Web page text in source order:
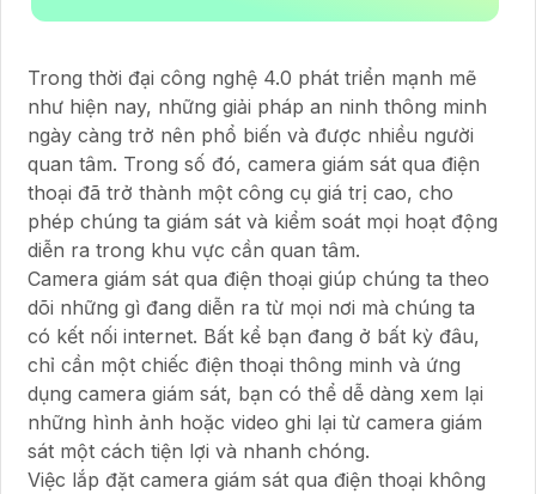
Trong thời đại công nghệ 4.0 phát triển mạnh mẽ
như hiện nay, những giải pháp an ninh thông minh
ngày càng trở nên phổ biến và được nhiều người
quan tâm. Trong số đó, camera giám sát qua điện
thoại đã trở thành một công cụ giá trị cao, cho
phép chúng ta giám sát và kiểm soát mọi hoạt động
diễn ra trong khu vực cần quan tâm.
Camera giám sát qua điện thoại giúp chúng ta theo
dõi những gì đang diễn ra từ mọi nơi mà chúng ta
có kết nối internet. Bất kể bạn đang ở bất kỳ đâu,
chỉ cần một chiếc điện thoại thông minh và ứng
dụng camera giám sát, bạn có thể dễ dàng xem lại
những hình ảnh hoặc video ghi lại từ camera giám
sát một cách tiện lợi và nhanh chóng.
Việc lắp đặt camera giám sát qua điện thoại không